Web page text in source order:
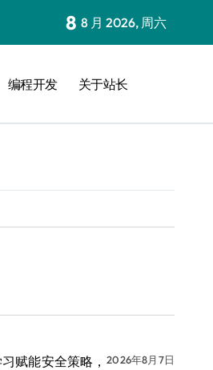
8 8 月 2026, 周六
编程开发 关于站长
赋能安全策略， 2026年8月7日